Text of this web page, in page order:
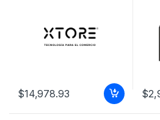
$14,978.93 $